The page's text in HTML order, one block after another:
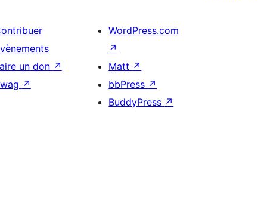
un don ↗
↗
WordPress.com
↗
Matt ↗
bbPress ↗
BuddyPress ↗